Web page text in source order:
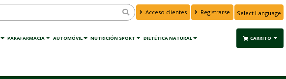
Acceso clientes Registrarse
Translate
PARAFARMACIA AUTOMÓVIL NUTRICIÓN SPORT DIETÉTICA NATURAL CARRITO